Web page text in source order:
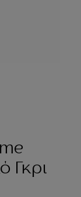
Γκρι